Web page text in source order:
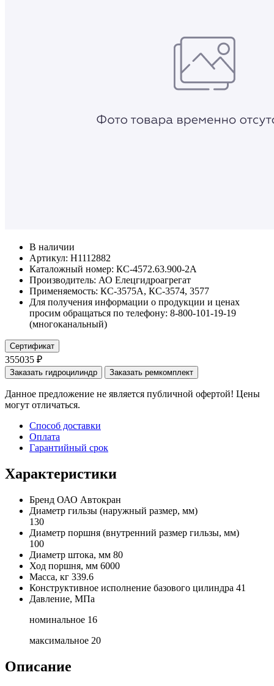
В наличии
Артикул: Н1112882
Каталожный номер: КС-4572.63.900-2А
Производитель: АО Елецгидроагрегат
Применяемость: КС-3575А, КС-3574, 3577
Для получения информации о продукции и ценах
просим обращаться по телефону: 8-800-101-19-19
(многоканальный)
Сертификат
355035 ₽
Заказать гидроцилиндр Заказать ремкомплект
Данное предложение не является публичной офертой! Цены
могут отличаться.
Способ доставки
Оплата
Гарантийный срок
Характеристики
Бренд ОАО Автокран
Диаметр гильзы (наружный размер, мм)
130
Диаметр поршня (внутренний размер гильзы, мм)
100
Диаметр штока, мм 80
Ход поршня, мм 6000
Масса, кг 339.6
Конструктивное исполнение базового цилиндра 41
Давление, МПа
номинальное 16
максимальное 20
Описание